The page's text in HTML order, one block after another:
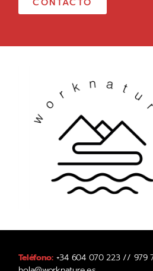
Teléfono: +34 604 070 223 // 979